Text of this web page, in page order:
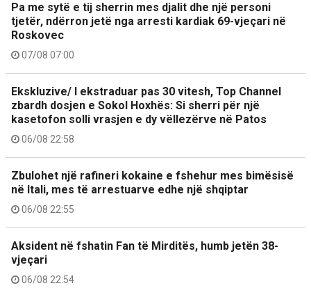
Pa me sytë e tij sherrin mes djalit dhe një personi
tjetër, ndërron jetë nga arresti kardiak 69-vjeçari në
Roskovec
07/08 07:00
Ekskluzive/ I ekstraduar pas 30 vitesh, Top Channel
zbardh dosjen e Sokol Hoxhës: Si sherri për një
kasetofon solli vrasjen e dy vëllezërve në Patos
06/08 22:58
Zbulohet një rafineri kokaine e fshehur mes bimësisë
në Itali, mes të arrestuarve edhe një shqiptar
06/08 22:55
Aksident në fshatin Fan të Mirditës, humb jetën 38-
vjeçari
06/08 22:54